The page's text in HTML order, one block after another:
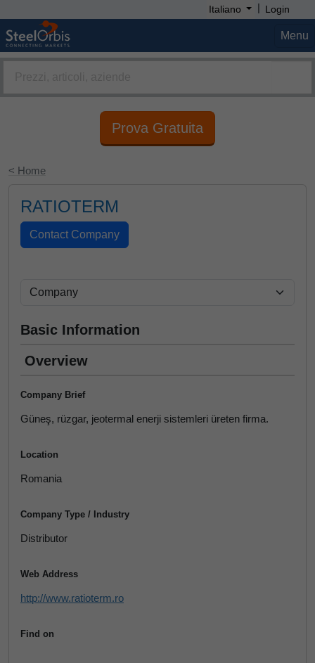
Italiano | Login
Menu
Prova Gratuita
< Home
RATIOTERM
Basic Information
Overview
Company Brief
Güneş, rüzgar, jeotermal enerji sistemleri üreten firma.
Location
Romania
Company Type / Industry
Distributor
Web Address
http://www.ratioterm.ro
Find on